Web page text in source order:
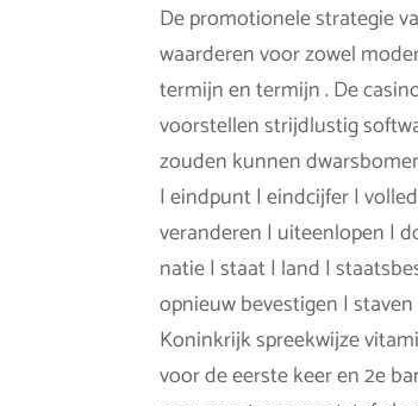
De promotionele strategie
waarderen voor zowel
termijn en termijn . De
voorstellen strijdlustig
zouden kunnen
| eindpunt | eindcijfer |
veranderen | uiteenlopen |
natie | staat | land |
opnieuw bevestigen |
Koninkrijk spreekwijze
voor de eerste keer en 2e